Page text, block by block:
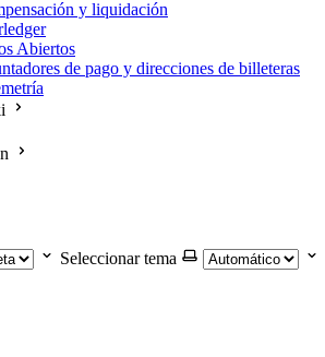
y liquidación
Abiertos
de pago y direcciones de billeteras
Seleccionar tema